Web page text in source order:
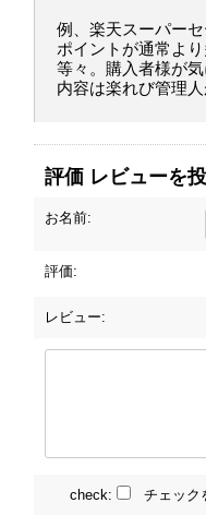
例、楽天スーパー
ポイントが通常よ
等々。購入者様が
内容は楽れび管理
評価 レビューを
お名前:
評価:
レビュー:
check: チェック